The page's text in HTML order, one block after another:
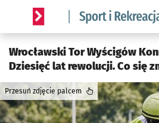
Serwis informacyjny wroclaw.pl
Wrocławski Tor Wyścigów
Dziesięć lat rewolucji. Co się
Przesuń zdjęcie palcem